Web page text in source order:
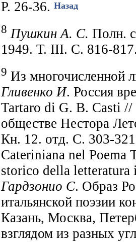
P. 26-36. Назад
8 Пушкин А. С. Полн.
1949. Т. III. С. 816-
9 Из многочисленной
Гливенко И. Россия
Tartaro di G. B. Casti //
обществе Нестора
Кн. 12. отд. С. 303-
Cateriniana nel Poema
storico della letteratura
Гардзонио С. Образ
итальянской поэзии
Казань, Москва,
взглядом из разных